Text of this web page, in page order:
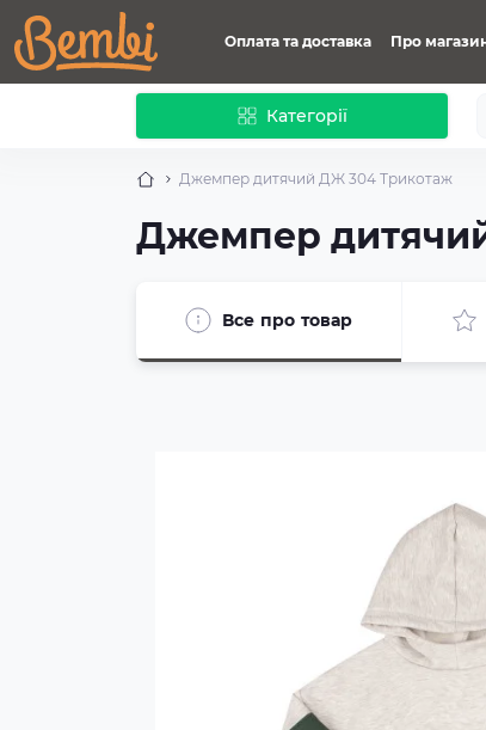
Оплата та доставка Про
Категорії
Джемпер дитячий ДЖ 304 Трикотаж
Джемпер
Все про товар